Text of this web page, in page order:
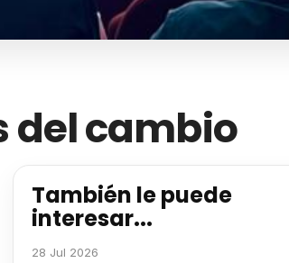
del cambio
También le puede
interesar...
28 Jul 2026